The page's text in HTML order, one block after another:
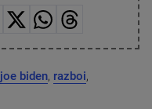
joe biden, razboi,